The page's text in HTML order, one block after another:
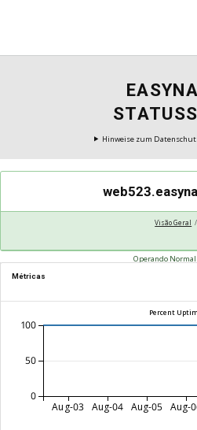
Hinweise zum
Visão Geral
Operando
Métricas
Percent
Aug-03 Aug-04 Aug-05 Aug-
0
50
100